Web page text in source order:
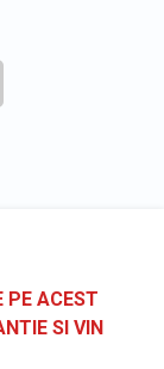
PE ACEST
SI VIN